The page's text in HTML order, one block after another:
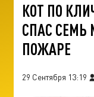
КОТ ПО
СПАС
ПОЖАРЕ
29 Сентября 13:19